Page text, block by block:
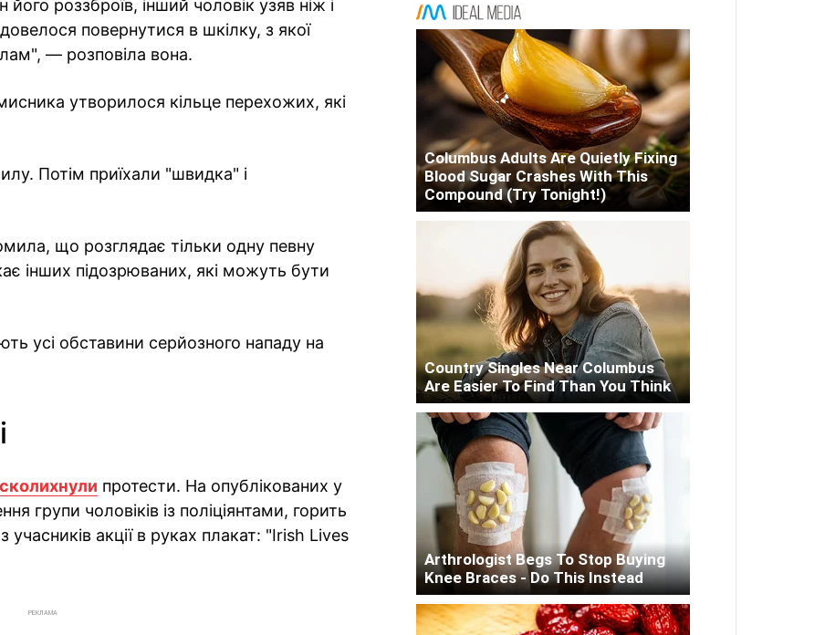
роззброїв, інший чоловік узяв ніж і
повернутися в шкілку, з якої
— розповіла вона.
утворилося кільце перехожих, які
Потім приїхали "швидка" і
що розглядає тільки одну певну
інших підозрюваних, які можуть бути
усі обставини серйозного нападу на
сколихнули протести. На опублікованих у
групи чоловіків із поліціянтами, горить
учасників акції в руках плакат: "Irish Lives
РЕКЛАМА
Columbus Adults Are Quietly Fixing
Blood Sugar Crashes With This
Compound (Try Tonight!)
Country Singles Near Columbus
Are Easier To Find Than You Think
Arthrologist Begs To Stop Buying
Knee Braces - Do This Instead